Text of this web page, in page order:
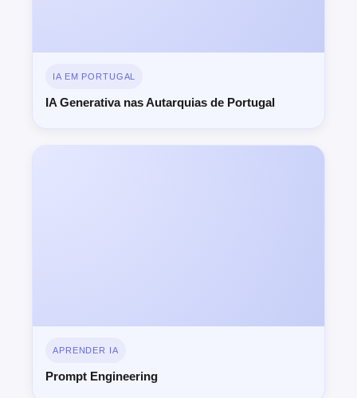
IA EM PORTUGAL
IA Generativa nas Autarquias de Portugal
APRENDER IA
Prompt Engineering